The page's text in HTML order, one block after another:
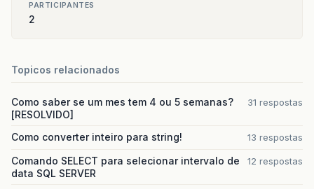
PARTICIPANTES
2
Topicos relacionados
Como saber se um mes tem 4 ou 5 semanas?
[RESOLVIDO]
31 respostas
Como converter inteiro para string! 13 respostas
Comando SELECT para selecionar intervalo de
data SQL SERVER
12 respostas